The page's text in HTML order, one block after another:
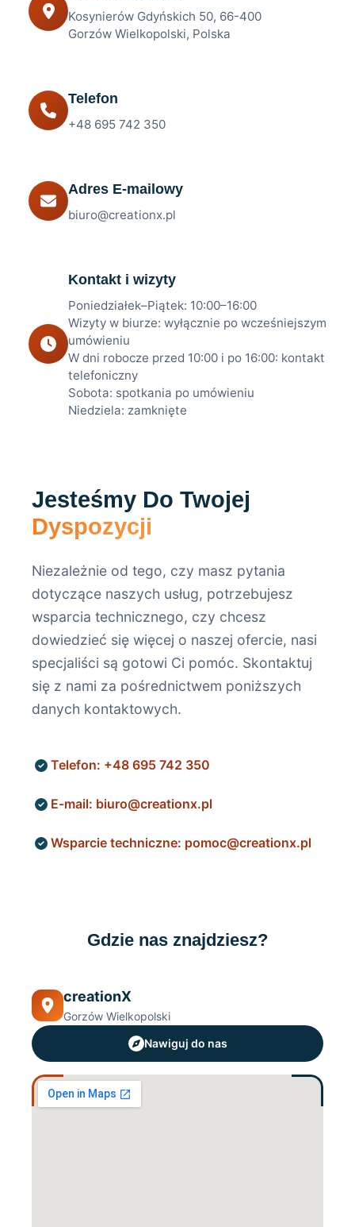
Dane Kontaktowe
Adres
ul. Kosynierów Gdyńskich 50
66-400 Gorzów Wielkopolski
Godziny pracy
pomoc@creationx.pl
Poza godzinami biura — zadzwoń: 695 742
Kosynierów Gdyńskich 50, 66-400
Gorzów Wielkopolski, Polska
Telefon
+48 695 742 350
Adres E-mailowy
biuro@creationx.pl
Kontakt i wizyty
Poniedziałek–Piątek: 10:00–16:00
Wizyty w biurze: wyłącznie po wcześniejszym
umówieniu
W dni robocze przed 10:00 i po 16:00: kontakt
telefoniczny
Sobota: spotkania po umówieniu
Niedziela: zamknięte
Jesteśmy Do Twojej
Dyspozycji
Niezależnie od tego, czy masz pytania
dotyczące naszych usług, potrzebujesz
wsparcia technicznego, czy chcesz
dowiedzieć się więcej o naszej ofercie, nasi
specjaliści są gotowi Ci pomóc. Skontaktuj
się z nami za pośrednictwem poniższych
danych kontaktowych.
Telefon: +48 695 742 350
E-mail: biuro@creationx.pl
Wsparcie techniczne: pomoc@creationx.pl
Gdzie nas znajdziesz?
creationX
Gorzów Wielkopolski
Nawiguj do nas